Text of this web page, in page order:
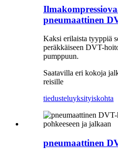
pneumaattinen
Kaksi erilaista tyyppiä
peräkkäiseen DVT-
pumppuun.
Saatavilla eri kokoja
reisille
tiedusteluyksityiskohta
pneumaattinen